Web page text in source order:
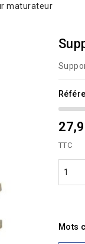
maturateur
TTC
Mots